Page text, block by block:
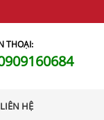
THOẠI:
LIÊN HỆ